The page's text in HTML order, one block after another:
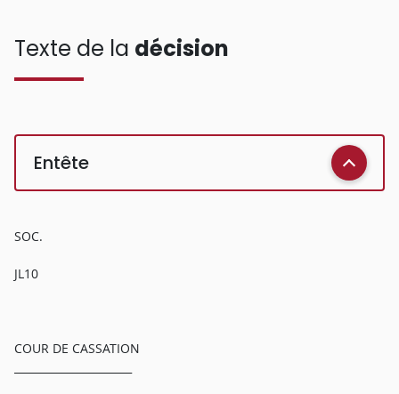
Texte de la décision
Entête
SOC.
JL10
COUR DE CASSATION